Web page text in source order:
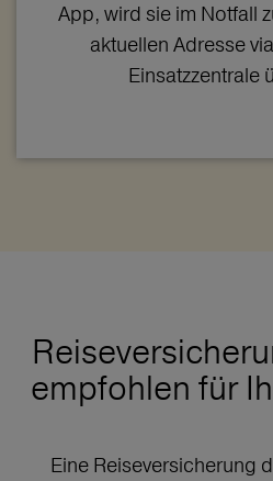
App, wird sie im Notfall
aktuellen Adresse
Einsatzzentrale
empfohlen für
Eine Reiseversicherung